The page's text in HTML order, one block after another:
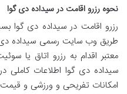
نحوه رزرو اقامت در سیداده دی گوا
رزرو اقامت در سیداده دی گوا
طریق وب سایت رسمی سیداده دی
معتبر اقدام به رزرو اتاق یا
سیداده دی گوا اطلاعات کاملی
امکانات تفریحی و ورزشی و